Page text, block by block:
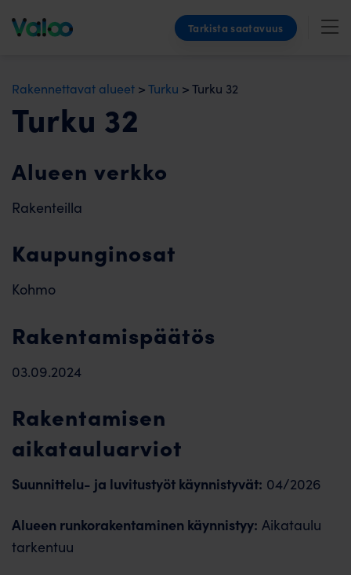
Tarkista saatavuus
Rakennettavat alueet >Turku >Turku 32
Turku 32
Alueen verkko
Rakenteilla
Kaupunginosat
Kohmo
Rakentamispäätös
03.09.2024
Rakentamisen
aikatauluarviot
Suunnittelu- ja luvitustyöt käynnistyvät: 04/2026
Alueen runkorakentaminen käynnistyy: Aikataulu
tarkentuu